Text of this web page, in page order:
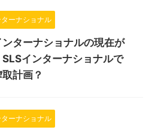
ーナショナル
ンターナショナルの現在が
インターナショナルで
計画？
ーナショナル